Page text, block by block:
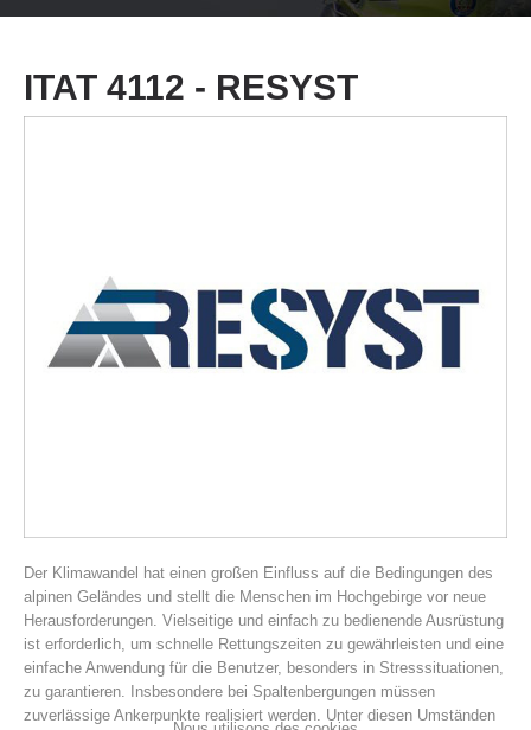
ITAT 4112 - RESYST
Der Klimawandel hat einen großen Einfluss auf die Bedingungen des
alpinen Geländes und stellt die Menschen im Hochgebirge vor neue
Herausforderungen. Vielseitige und einfach zu bedienende Ausrüstung
ist erforderlich, um schnelle Rettungszeiten zu gewährleisten und eine
einfache Anwendung für die Benutzer, besonders in Stresssituationen,
zu garantieren. Insbesondere bei Spaltenbergungen müssen
zuverlässige Ankerpunkte realisiert werden. Unter diesen Umständen